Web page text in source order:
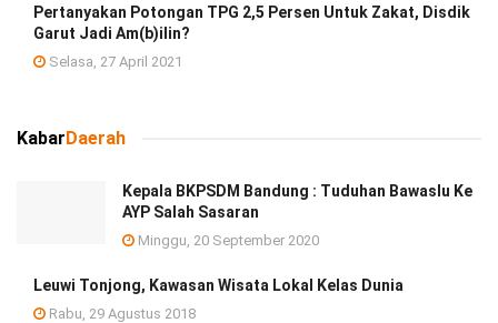
Pertanyakan Potongan TPG 2,5 Persen Untuk Zakat, Disdik
Garut Jadi Am(b)ilin?
Selasa, 27 April 2021
KabarDaerah
Kepala BKPSDM Bandung : Tuduhan Bawaslu Ke
AYP Salah Sasaran
Minggu, 20 September 2020
Leuwi Tonjong, Kawasan Wisata Lokal Kelas Dunia
Rabu, 29 Agustus 2018